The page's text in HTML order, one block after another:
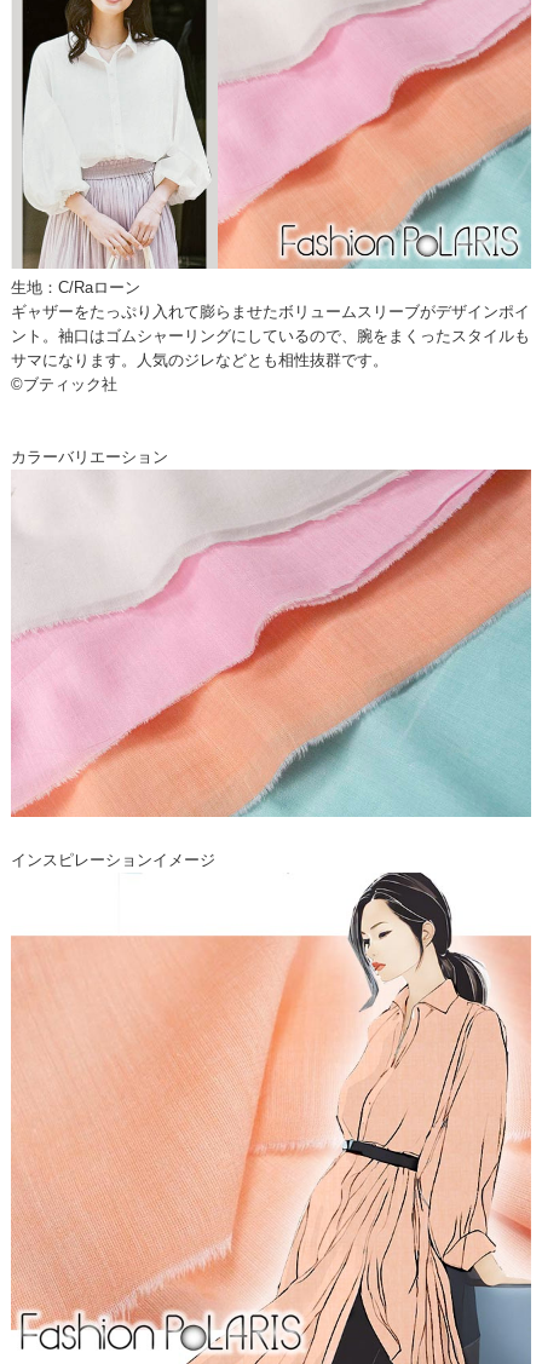
生地：C/Raローン
ギャザーをたっぷり入れて膨らませたボリュームスリーブがデザインポイ
ント。袖口はゴムシャーリングにしているので、腕をまくったスタイルも
サマになります。人気のジレなどとも相性抜群です。
©ブティック社
カラーバリエーション
インスピレーションイメージ